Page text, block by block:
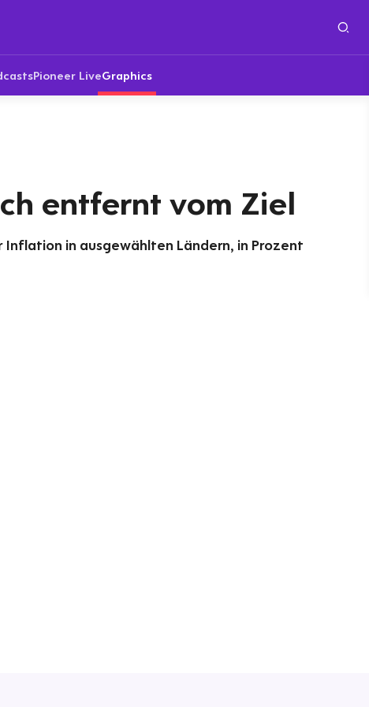
Pioneer LiveGraphics
entfernt vom Ziel
Inflation in ausgewählten Ländern, in Prozent